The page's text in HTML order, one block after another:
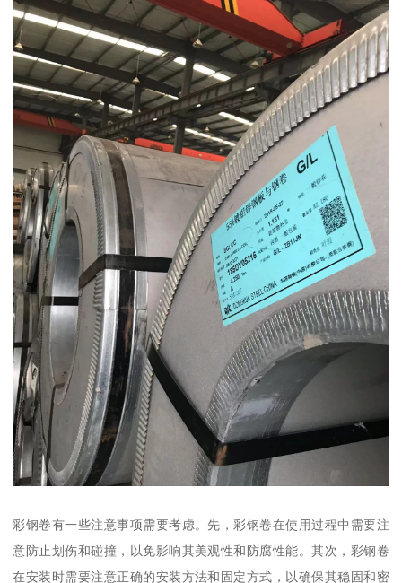
彩钢卷有一些注意事项需要考虑。先，彩钢卷在使用过程中需要注
意防止划伤和碰撞，以免影响其美观性和防腐性能。其次，彩钢卷
在安装时需要注意正确的安装方法和固定方式，以确保其稳固和密